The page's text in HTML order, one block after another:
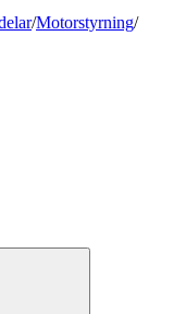
/Motorstyrning/